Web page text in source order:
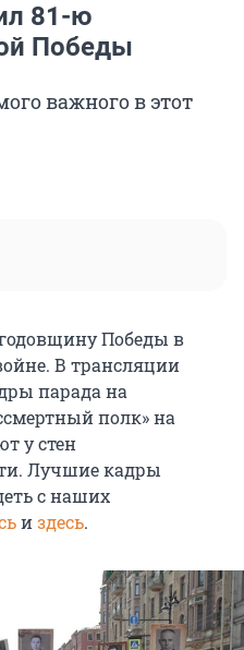
81-ю
Победы
важного в этот
Победы в
В трансляции
парада на
полк» на
у стен
Лучшие кадры
с наших
издесь.